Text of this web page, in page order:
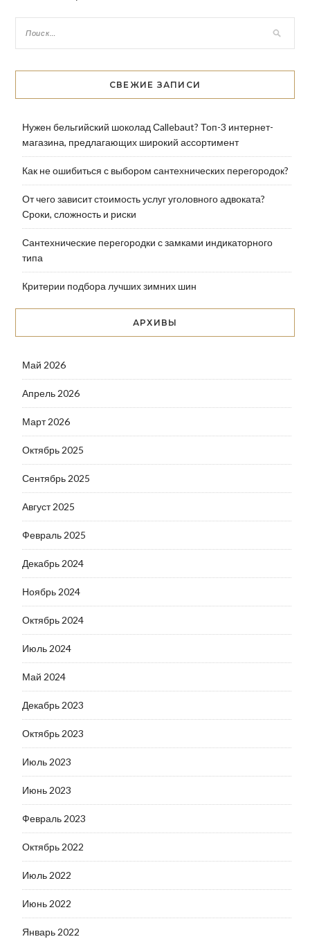
СВЕЖИЕ ЗАПИСИ
Нужен бельгийский шоколад Сallebaut? Топ-3 интернет-
магазина, предлагающих широкий ассортимент
Как не ошибиться с выбором сантехнических перегородок?
От чего зависит стоимость услуг уголовного адвоката?
Сроки, сложность и риски
Сантехнические перегородки с замками индикаторного
типа
Критерии подбора лучших зимних шин
АРХИВЫ
Май 2026
Апрель 2026
Март 2026
Октябрь 2025
Сентябрь 2025
Август 2025
Февраль 2025
Декабрь 2024
Ноябрь 2024
Октябрь 2024
Июль 2024
Май 2024
Декабрь 2023
Октябрь 2023
Июль 2023
Июнь 2023
Февраль 2023
Октябрь 2022
Июль 2022
Июнь 2022
Январь 2022